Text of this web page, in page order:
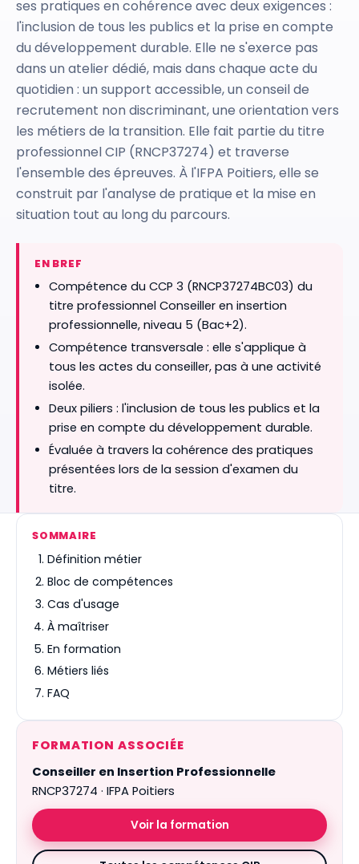
ses pratiques en cohérence avec deux exigences :
l'inclusion de tous les publics et la prise en compte
du développement durable. Elle ne s'exerce pas
dans un atelier dédié, mais dans chaque acte du
quotidien : un support accessible, un conseil de
recrutement non discriminant, une orientation vers
les métiers de la transition. Elle fait partie du titre
professionnel CIP (RNCP37274) et traverse
l'ensemble des épreuves. À l'IFPA Poitiers, elle se
construit par l'analyse de pratique et la mise en
situation tout au long du parcours.
EN BREF
Compétence du CCP 3 (RNCP37274BC03) du
titre professionnel Conseiller en insertion
professionnelle, niveau 5 (Bac+2).
Compétence transversale : elle s'applique à
tous les actes du conseiller, pas à une activité
isolée.
Deux piliers : l'inclusion de tous les publics et la
prise en compte du développement durable.
Évaluée à travers la cohérence des pratiques
présentées lors de la session d'examen du
titre.
SOMMAIRE
Définition métier
Bloc de compétences
Cas d'usage
À maîtriser
En formation
Métiers liés
FAQ
FORMATION ASSOCIÉE
Conseiller en Insertion Professionnelle
RNCP37274 · IFPA Poitiers
Voir la formation